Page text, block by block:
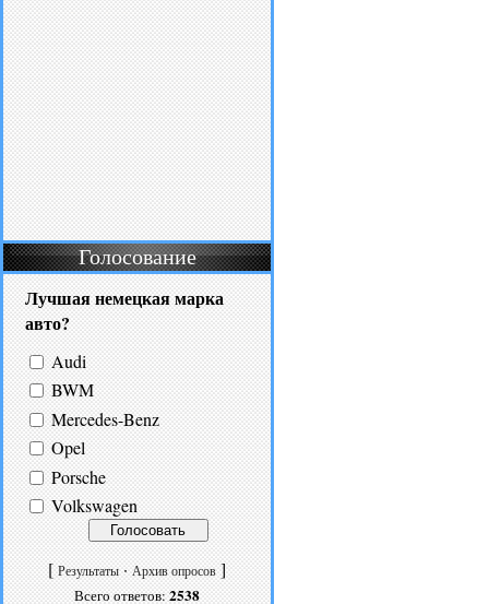
Голосование
Лучшая немецкая марка
авто?
Audi
BWM
Mercedes-Benz
Opel
Porsche
Volkswagen
[Результаты·Архив опросов]
Всего ответов:2538